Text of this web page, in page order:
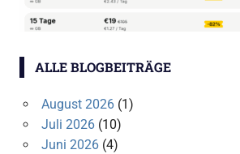
ALLE BLOGBEITRÄGE
August 2026(1)
Juli 2026(10)
Juni 2026(4)